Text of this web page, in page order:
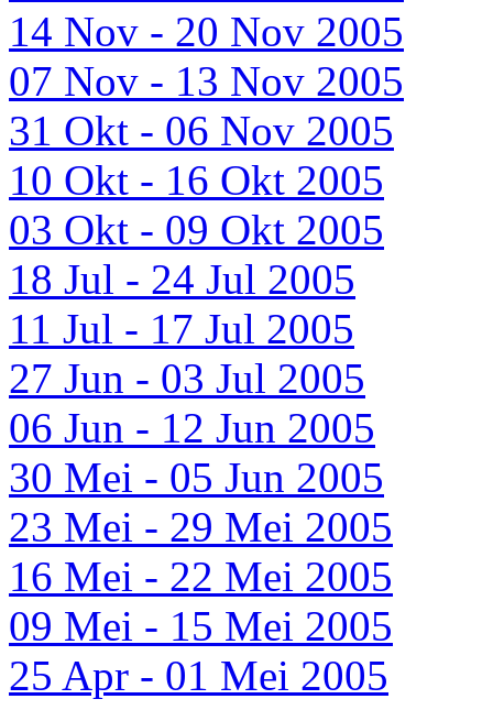
14 Nov - 20 Nov 2005
07 Nov - 13 Nov 2005
31 Okt - 06 Nov 2005
10 Okt - 16 Okt 2005
03 Okt - 09 Okt 2005
18 Jul - 24 Jul 2005
11 Jul - 17 Jul 2005
27 Jun - 03 Jul 2005
06 Jun - 12 Jun 2005
30 Mei - 05 Jun 2005
23 Mei - 29 Mei 2005
16 Mei - 22 Mei 2005
09 Mei - 15 Mei 2005
25 Apr - 01 Mei 2005